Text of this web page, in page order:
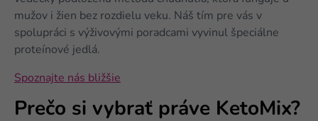
mužov i žien bez rozdielu veku. Náš tím pre vás v
spolupráci s výživovými poradcami vyvinul špeciálne
proteínové jedlá.
Spoznajte nás bližšie
Prečo si vybrať práve KetoMix?